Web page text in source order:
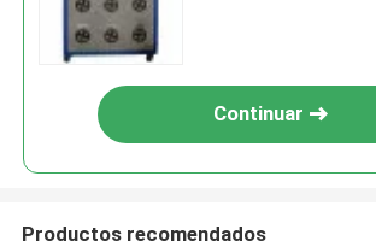
Continuar
Productos recomendados